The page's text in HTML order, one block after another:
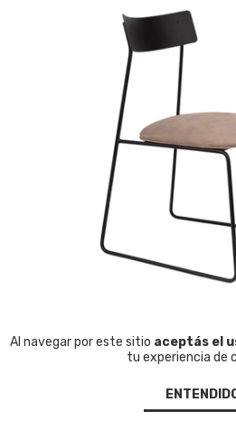
Al navegar por este sitio aceptás el
tu experiencia de